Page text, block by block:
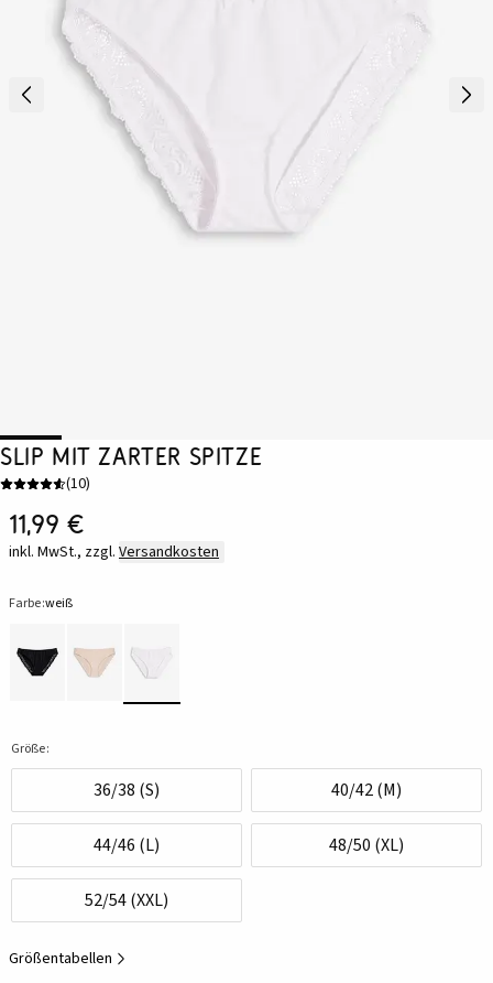
Slip mit zarter Spitze
(10)
11,99 €
inkl. MwSt., zzgl. Versandkosten
Farbe:weiß
Größe:
36/38 (S) 40/42 (M)
44/46 (L) 48/50 (XL)
52/54 (XXL)
Größentabellen